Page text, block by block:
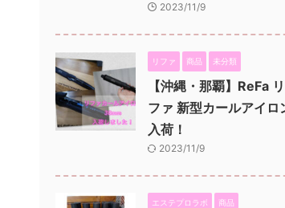
2023/11/9
リファ 商品 未分類
【沖縄・那覇】ReFa リ
ファ 新型カールアイロ
入荷！
2023/11/9
エステプロラボ 商品